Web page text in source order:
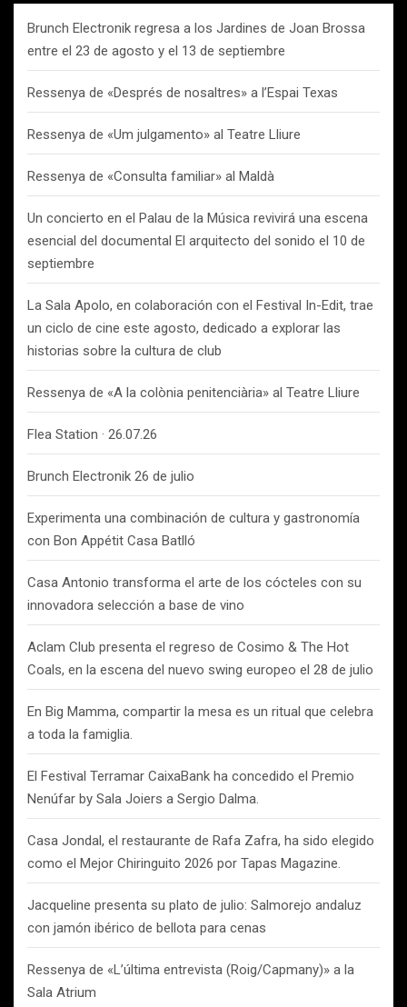
Brunch Electronik regresa a los Jardines de Joan Brossa
entre el 23 de agosto y el 13 de septiembre
Ressenya de «Després de nosaltres» a l’Espai Texas
Ressenya de «Um julgamento» al Teatre Lliure
Ressenya de «Consulta familiar» al Maldà
Un concierto en el Palau de la Música revivirá una escena
esencial del documental El arquitecto del sonido el 10 de
septiembre
La Sala Apolo, en colaboración con el Festival In-Edit, trae
un ciclo de cine este agosto, dedicado a explorar las
historias sobre la cultura de club
Ressenya de «A la colònia penitenciària» al Teatre Lliure
Flea Station · 26.07.26
Brunch Electronik 26 de julio
Experimenta una combinación de cultura y gastronomía
con Bon Appétit Casa Batlló
Casa Antonio transforma el arte de los cócteles con su
innovadora selección a base de vino
Aclam Club presenta el regreso de Cosimo & The Hot
Coals, en la escena del nuevo swing europeo el 28 de julio
En Big Mamma, compartir la mesa es un ritual que celebra
a toda la famiglia.
El Festival Terramar CaixaBank ha concedido el Premio
Nenúfar by Sala Joiers a Sergio Dalma.
Casa Jondal, el restaurante de Rafa Zafra, ha sido elegido
como el Mejor Chiringuito 2026 por Tapas Magazine.
Jacqueline presenta su plato de julio: Salmorejo andaluz
con jamón ibérico de bellota para cenas
Ressenya de «L’última entrevista (Roig/Capmany)» a la
Sala Atrium